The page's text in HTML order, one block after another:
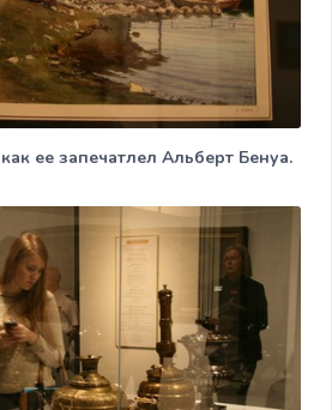
ее запечатлел Альберт Бенуа.